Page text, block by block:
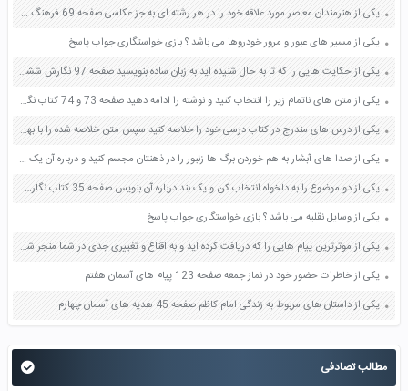
یکی از هنرمندان معاصر مورد علاقه خود را در هر رشته ای به جز عکاسی صفحه 69 فرهنگ و هنر نهم
یکی از مسیر های عبور و مرور خودروها می باشد ؟ بازی خواستگاری جواب پاسخ
یکی از حکایت هایی را که تا به حال شنیده اید به زبان ساده بنویسید صفحه 97 نگارش ششم دبستان
یکی از متن های ناتمام زیر را انتخاب کنید و نوشته را ادامه دهید صفحه 73 و 74 کتاب نگارش فارسی پنجم دبستان
یکی از درس های مندرج در کتاب درسی خود را خلاصه کنید سپس متن خلاصه شده را با بهره گیری از روش های دسته بندی نمودار جدول نقشه مفهومی نشان دهید صفحه 118 نگارش یازدهم
یکی از صدا های آبشار به هم خوردن برگ ها زنبور را در ذهنتان مجسم کنید و درباره آن یک بند بنویسید صفحه 11 نگارش پنجم
یکی از دو موضوع را به دلخواه انتخاب کن و یک بند درباره آن بنویس صفحه 35 کتاب نگارش فارسی سوم
یکی از وسایل نقلیه می باشد ؟ بازی خواستگاری جواب پاسخ
یکی از موثرترین پیام هایی را که دریافت کرده اید و به اقناع و تغییری جدی در شما منجر شده است برسی کنید و علت این تاثیر گذاری قابل توجه را بنویسید صفحه 52 تفکر و سواد رسانه ای دهم
یکی از خاطرات حضور خود در نماز جمعه صفحه 123 پیام های آسمان هفتم
یکی از داستان های مربوط به زندگی امام کاظم صفحه 45 هدیه های آسمان چهارم
مطالب تصادفی